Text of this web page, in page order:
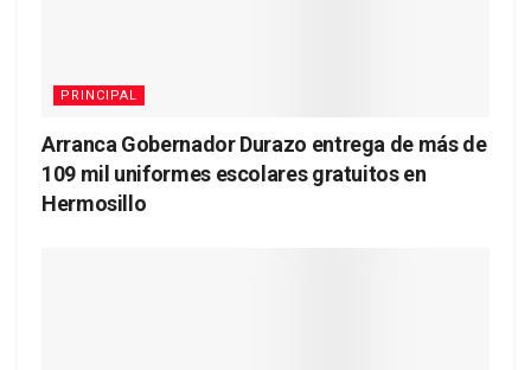
PRINCIPAL
Arranca Gobernador Durazo entrega de más de
109 mil uniformes escolares gratuitos en
Hermosillo